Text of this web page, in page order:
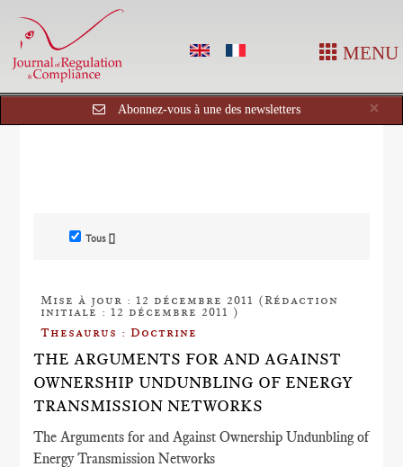
MENU
×
Abonnez-vous à une des newsletters
Tous []
Mise à jour : 12 décembre 2011 (Rédaction
initiale : 12 décembre 2011 )
Thesaurus : Doctrine
THE ARGUMENTS FOR AND AGAINST
OWNERSHIP UNDUNBLING OF ENERGY
TRANSMISSION NETWORKS
The Arguments for and Against Ownership Undunbling of
Energy Transmission Networks